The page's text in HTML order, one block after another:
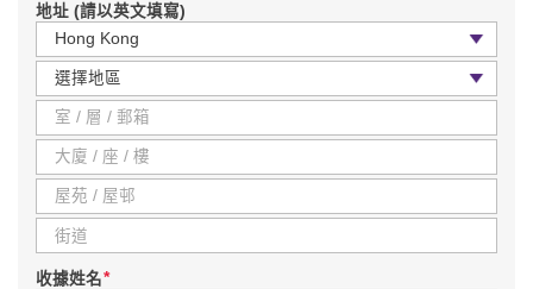
地址 (請以英文填寫)
國家 / 地區
收據姓名*